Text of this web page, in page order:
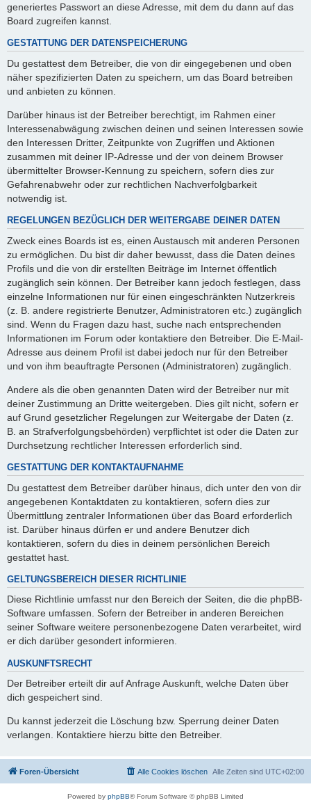
generiertes Passwort an diese Adresse, mit dem du dann auf das
Board zugreifen kannst.
GESTATTUNG DER DATENSPEICHERUNG
Du gestattest dem Betreiber, die von dir eingegebenen und oben
näher spezifizierten Daten zu speichern, um das Board betreiben
und anbieten zu können.
Darüber hinaus ist der Betreiber berechtigt, im Rahmen einer
Interessenabwägung zwischen deinen und seinen Interessen sowie
den Interessen Dritter, Zeitpunkte von Zugriffen und Aktionen
zusammen mit deiner IP-Adresse und der von deinem Browser
übermittelter Browser-Kennung zu speichern, sofern dies zur
Gefahrenabwehr oder zur rechtlichen Nachverfolgbarkeit
notwendig ist.
REGELUNGEN BEZÜGLICH DER WEITERGABE DEINER DATEN
Zweck eines Boards ist es, einen Austausch mit anderen Personen
zu ermöglichen. Du bist dir daher bewusst, dass die Daten deines
Profils und die von dir erstellten Beiträge im Internet öffentlich
zugänglich sein können. Der Betreiber kann jedoch festlegen, dass
einzelne Informationen nur für einen eingeschränkten Nutzerkreis
(z. B. andere registrierte Benutzer, Administratoren etc.) zugänglich
sind. Wenn du Fragen dazu hast, suche nach entsprechenden
Informationen im Forum oder kontaktiere den Betreiber. Die E-Mail-
Adresse aus deinem Profil ist dabei jedoch nur für den Betreiber
und von ihm beauftragte Personen (Administratoren) zugänglich.
Andere als die oben genannten Daten wird der Betreiber nur mit
deiner Zustimmung an Dritte weitergeben. Dies gilt nicht, sofern er
auf Grund gesetzlicher Regelungen zur Weitergabe der Daten (z.
B. an Strafverfolgungsbehörden) verpflichtet ist oder die Daten zur
Durchsetzung rechtlicher Interessen erforderlich sind.
GESTATTUNG DER KONTAKTAUFNAHME
Du gestattest dem Betreiber darüber hinaus, dich unter den von dir
angegebenen Kontaktdaten zu kontaktieren, sofern dies zur
Übermittlung zentraler Informationen über das Board erforderlich
ist. Darüber hinaus dürfen er und andere Benutzer dich
kontaktieren, sofern du dies in deinem persönlichen Bereich
gestattet hast.
GELTUNGSBEREICH DIESER RICHTLINIE
Diese Richtlinie umfasst nur den Bereich der Seiten, die die phpBB-
Software umfassen. Sofern der Betreiber in anderen Bereichen
seiner Software weitere personenbezogene Daten verarbeitet, wird
er dich darüber gesondert informieren.
AUSKUNFTSRECHT
Der Betreiber erteilt dir auf Anfrage Auskunft, welche Daten über
dich gespeichert sind.
Du kannst jederzeit die Löschung bzw. Sperrung deiner Daten
verlangen. Kontaktiere hierzu bitte den Betreiber.
Foren-Übersicht Alle Zeiten sind UTC+02:00
Alle Cookies löschen
Powered by phpBB® Forum Software © phpBB Limited